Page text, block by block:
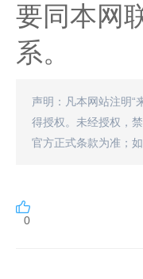
要同本网
系。
声明：凡本网站注明“
得授权。未经授权，
官方正式条款为准；
0